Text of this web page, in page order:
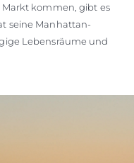
Markt kommen, gibt es
seine Manhattan-
Lebensräume und